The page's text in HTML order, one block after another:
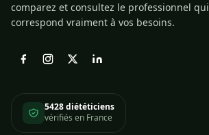
comparez et consultez le professionnel qui
correspond vraiment à vos besoins.
5428 diététiciens
vérifiés en France